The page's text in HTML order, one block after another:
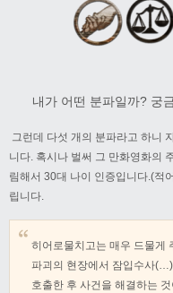
내가 어떤 분파일까? 궁
그런데 다섯 개의 분파라고 하니
니다. 혹시나 벌써 그 만화영화의
림해서 30대 나이 인증입니다.(적
립니다.
히어로물치고는 매우 드물게
파괴의 현장에서 잠입수사
호출한 후 사건을 해결하는